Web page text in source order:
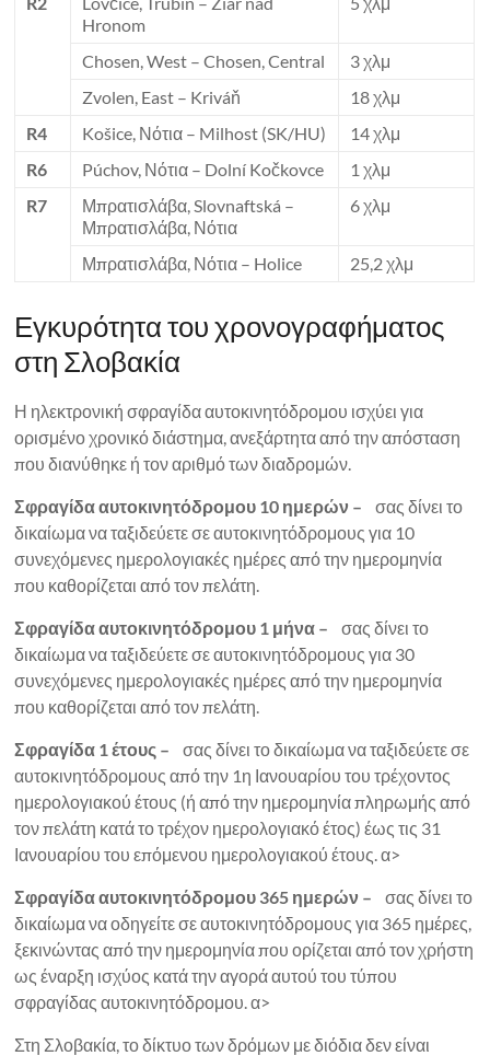
Hronom
Chosen, West – Chosen, Central
3 χλμ
Zvolen, East – Kriváň
18 χλμ
R4
Košice, Νότια – Milhost (SK/HU)
14 χλμ
R6
Púchov, Νότια – Dolní Kočkovce
1 χλμ
R7
Μπρατισλάβα, Slovnaftská –
Μπρατισλάβα, Νότια
6 χλμ
Μπρατισλάβα, Νότια – Holice 25,2 χλμ
Εγκυρότητα του χρονογραφήματος
στη Σλοβακία
Η ηλεκτρονική σφραγίδα αυτοκινητόδρομου ισχύει για
ορισμένο χρονικό διάστημα, ανεξάρτητα από την απόσταση
που διανύθηκε ή τον αριθμό των διαδρομών.
Σφραγίδα αυτοκινητόδρομου 10 ημερών –
σας δίνει το
δικαίωμα να ταξιδεύετε σε αυτοκινητόδρομους για 10
συνεχόμενες ημερολογιακές ημέρες από την ημερομηνία
που καθορίζεται από τον πελάτη.
Σφραγίδα αυτοκινητόδρομου 1 μήνα –
σας δίνει το
δικαίωμα να ταξιδεύετε σε αυτοκινητόδρομους για 30
συνεχόμενες ημερολογιακές ημέρες από την ημερομηνία
που καθορίζεται από τον πελάτη.
Σφραγίδα 1 έτους –
σας δίνει το δικαίωμα να ταξιδεύετε σε
αυτοκινητόδρομους από την 1η Ιανουαρίου του τρέχοντος
ημερολογιακού έτους (ή από την ημερομηνία πληρωμής από
τον πελάτη κατά το τρέχον ημερολογιακό έτος) έως τις 31
Ιανουαρίου του επόμενου ημερολογιακού έτους. α>
Σφραγίδα αυτοκινητόδρομου 365 ημερών –
σας δίνει το
δικαίωμα να οδηγείτε σε αυτοκινητόδρομους για 365 ημέρες,
ξεκινώντας από την ημερομηνία που ορίζεται από τον χρήστη
ως έναρξη ισχύος κατά την αγορά αυτού του τύπου
σφραγίδας αυτοκινητόδρομου. α>
Στη Σλοβακία, το δίκτυο των δρόμων με διόδια δεν είναι